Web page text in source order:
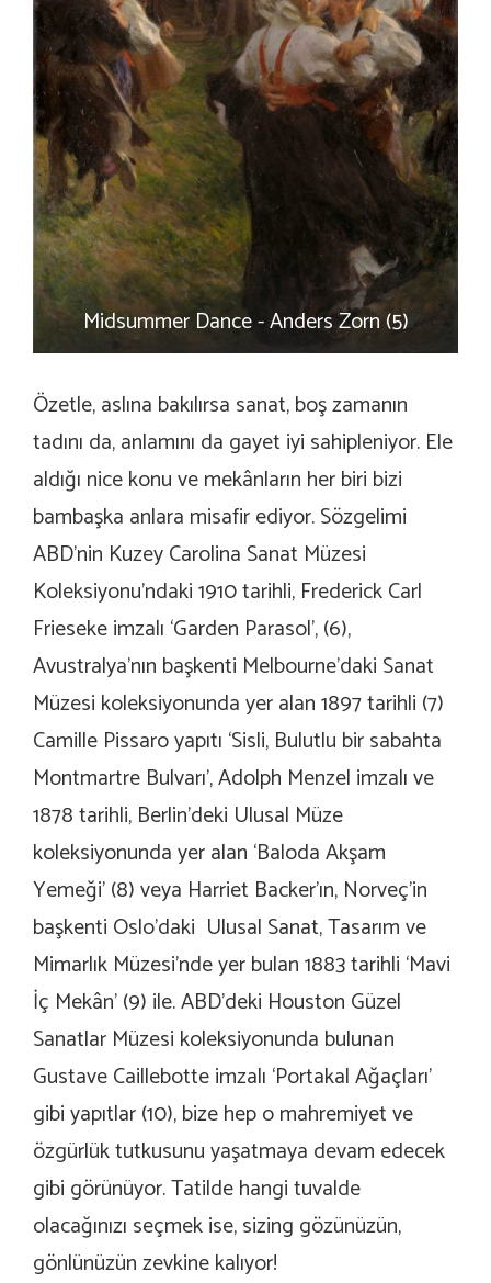
Midsummer Dance - Anders Zorn (5)
Özetle, aslına bakılırsa sanat, boş zamanın
tadını da, anlamını da gayet iyi sahipleniyor. Ele
aldığı nice konu ve mekânların her biri bizi
bambaşka anlara misafir ediyor. Sözgelimi
ABD’nin Kuzey Carolina Sanat Müzesi
Koleksiyonu’ndaki 1910 tarihli, Frederick Carl
Frieseke imzalı ‘Garden Parasol’, (6),
Avustralya’nın başkenti Melbourne’daki Sanat
Müzesi koleksiyonunda yer alan 1897 tarihli (7)
Camille Pissaro yapıtı ‘Sisli, Bulutlu bir sabahta
Montmartre Bulvarı’, Adolph Menzel imzalı ve
1878 tarihli, Berlin’deki Ulusal Müze
koleksiyonunda yer alan ‘Baloda Akşam
Yemeği’ (8) veya Harriet Backer’ın, Norveç’in
başkenti Oslo’daki Ulusal Sanat, Tasarım ve
Mimarlık Müzesi’nde yer bulan 1883 tarihli ‘Mavi
İç Mekân’ (9) ile. ABD’deki Houston Güzel
Sanatlar Müzesi koleksiyonunda bulunan
Gustave Caillebotte imzalı ‘Portakal Ağaçları’
gibi yapıtlar (10), bize hep o mahremiyet ve
özgürlük tutkusunu yaşatmaya devam edecek
gibi görünüyor. Tatilde hangi tuvalde
olacağınızı seçmek ise, sizing gözünüzün,
gönlünüzün zevkine kalıyor!